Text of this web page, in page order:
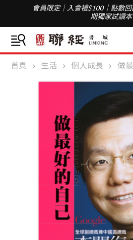
會員限定｜入會禮$100｜點數
期獨家試讀本
首頁 生活 個人成長 做